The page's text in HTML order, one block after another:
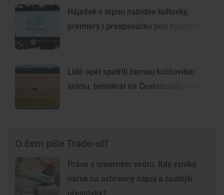
Háječek v srpnu nabídne kultovky,
premiéry i přespávačku pod hvězdami
Lidé opět spatřili černou kočkovitou
šelmu, tentokrát na Českobudějovicku
O čem píše Trade-off
Práce v úmorném vedru. Kdy vzniká
nárok na ochranný nápoj a častější
přestávky?